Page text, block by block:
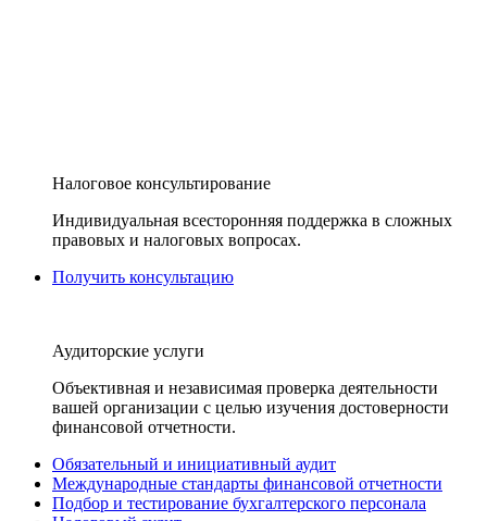
Налоговое консультирование
Индивидуальная всесторонняя поддержка в сложных
правовых и налоговых вопросах.
Получить консультацию
Аудиторские услуги
Объективная и независимая проверка деятельности
вашей организации с целью изучения достоверности
финансовой отчетности.
Обязательный и инициативный аудит
Международные стандарты финансовой отчетности
Подбор и тестирование бухгалтерского персонала